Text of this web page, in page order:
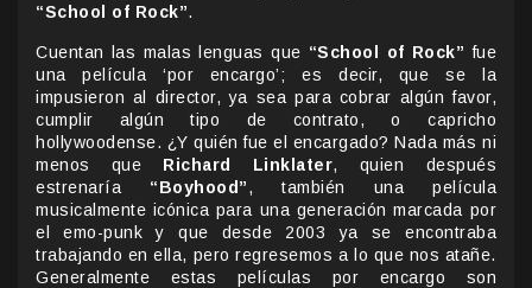
“School of Rock”.
Cuentan las malas lenguas que “School of Rock” fue
una película ‘por encargo’; es decir, que se la
impusieron al director, ya sea para cobrar algún favor,
cumplir algún tipo de contrato, o capricho
hollywoodense. ¿Y quién fue el encargado? Nada más ni
menos que Richard Linklater, quien después
estrenaría “Boyhood”, también una película
musicalmente icónica para una generación marcada por
el emo-punk y que desde 2003 ya se encontraba
trabajando en ella, pero regresemos a lo que nos atañe.
Generalmente estas películas por encargo son